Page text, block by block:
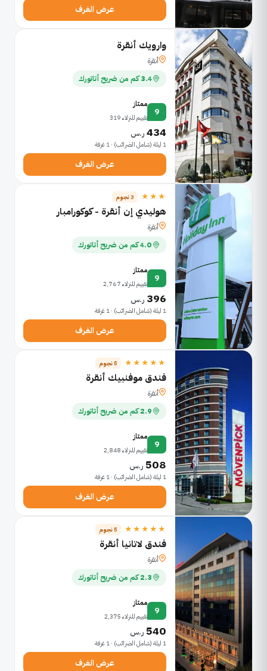
عرض الغرف
وارويك أنقرة
أنقرة
3.4 كم من ضريح أتاتورك
9
ممتاز
تقييم للنزلاء 319
434 ر.س
1 ليلة (شامل الضرائب) · 1 غرفة
عرض الغرف
★★★ 3 نجوم
هوليدي إن أنقرة - كوكورامبار
أنقرة
4.0 كم من ضريح أتاتورك
9
ممتاز
تقييم للنزلاء 2,767
396 ر.س
1 ليلة (شامل الضرائب) · 1 غرفة
عرض الغرف
★★★★★ 5 نجوم
فندق موفنبيك أنقرة
أنقرة
2.9 كم من ضريح أتاتورك
9
ممتاز
تقييم للنزلاء 2,848
508 ر.س
1 ليلة (شامل الضرائب) · 1 غرفة
عرض الغرف
★★★★★ 5 نجوم
فندق لاتانيا أنقرة
أنقرة
2.3 كم من ضريح أتاتورك
9
ممتاز
تقييم للنزلاء 2,375
540 ر.س
1 ليلة (شامل الضرائب) · 1 غرفة
عرض الغرف